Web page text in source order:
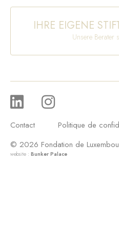
IHRE EIGENE
Unsere Berater
Contact Politique de
© 2026 Fondation de
website : Bunker Palace